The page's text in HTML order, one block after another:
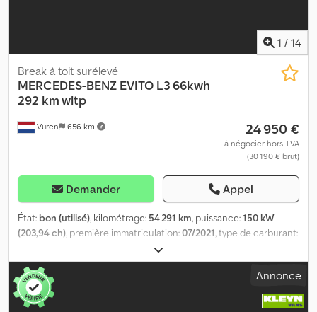
1 / 14
Vuren 656 km
Break à toit surélevé
MERCEDES-BENZ EVITO L3 66kwh
292 km wltp
24 950 €
à négocier hors TVA
(30 190 € brut)
Demander Appel
État: bon (utilisé), kilométrage: 54 291 km, puissance:150 kW
(203,94 ch), première immatriculation:07/2021, type de carburant:
, dimension des pneus:245/55R17
d'essieux:4x2, empattement:3 430 mm, carburant:électricité,
couleur:
d'engrenage:
, longueur totale:
5 370 mm
1 960 mm,
Annonce